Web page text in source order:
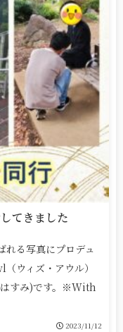
てきました
れる写真にプロデュ
ウィズ・アウル）
はすみ)です。※With
2023/11/12